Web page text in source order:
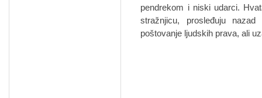
pendrekom i niski udarci.
stražnjicu, prosleđuju
poštovanje ljudskih prava, ali